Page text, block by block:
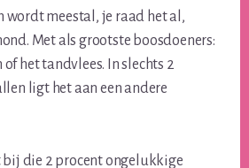
wordt meestal, je raad het al,
Met als grootste boosdoeners:
het tandvlees. In slechts 2
ligt het aan een andere
bij die 2 procent ongelukkige